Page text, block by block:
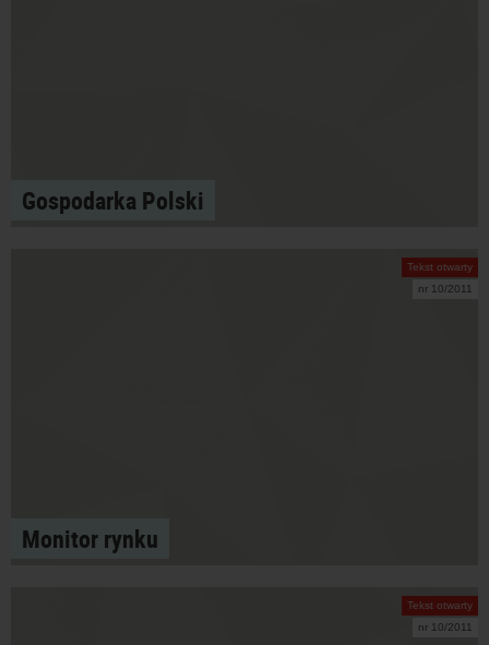
Gospodarka Polski
Tekst otwarty
nr 10/2011
Monitor rynku
Tekst otwarty
nr 10/2011